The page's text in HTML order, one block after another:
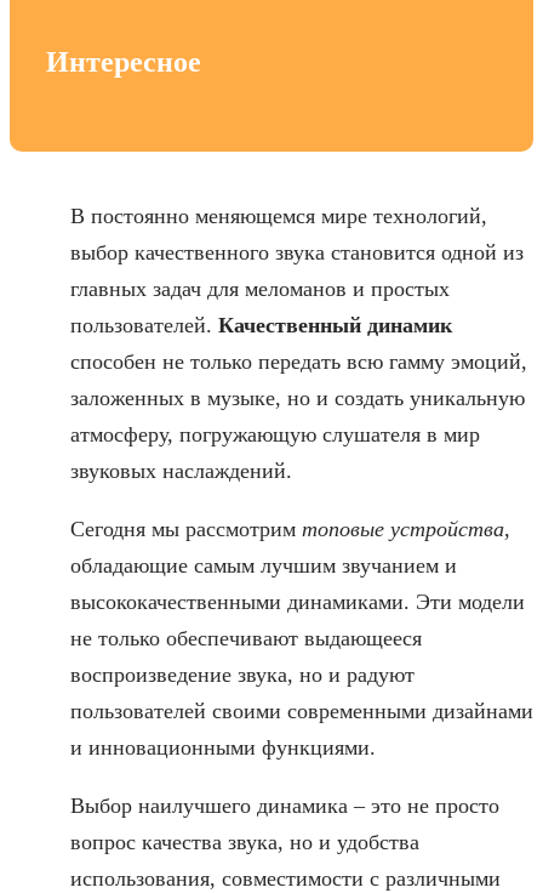
Интересное
В постоянно меняющемся мире технологий,
выбор качественного звука становится одной из
главных задач для меломанов и простых
пользователей. Качественный динамик
способен не только передать всю гамму эмоций,
заложенных в музыке, но и создать уникальную
атмосферу, погружающую слушателя в мир
звуковых наслаждений.
Сегодня мы рассмотрим топовые устройства,
обладающие самым лучшим звучанием и
высококачественными динамиками. Эти модели
не только обеспечивают выдающееся
воспроизведение звука, но и радуют
пользователей своими современными дизайнами
и инновационными функциями.
Выбор наилучшего динамика – это не просто
вопрос качества звука, но и удобства
использования, совместимости с различными